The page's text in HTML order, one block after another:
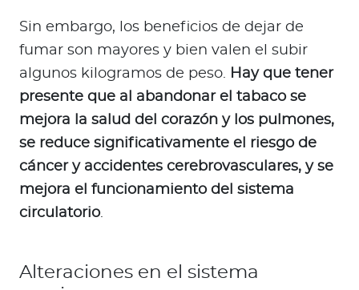
Sin embargo, los beneficios de dejar de
fumar son mayores y bien valen el subir
algunos kilogramos de peso. Hay que tener
presente que al abandonar el tabaco se
mejora la salud del corazón y los pulmones,
se reduce significativamente el riesgo de
cáncer y accidentes cerebrovasculares, y se
mejora el funcionamiento del sistema
circulatorio.
Alteraciones en el sistema